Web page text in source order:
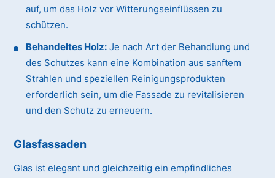
auf, um das Holz vor Witterungseinflüssen zu
schützen.
Behandeltes Holz: Je nach Art der Behandlung und
des Schutzes kann eine Kombination aus sanftem
Strahlen und speziellen Reinigungsprodukten
erforderlich sein, um die Fassade zu revitalisieren
und den Schutz zu erneuern.
Glasfassaden
Glas ist elegant und gleichzeitig ein empfindliches